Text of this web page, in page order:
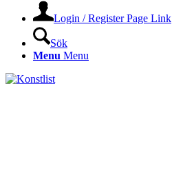
Login / Register Page Link
Sök
Menu Menu